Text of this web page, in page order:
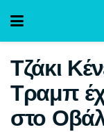
Τζάκι
Τραμπ
στο